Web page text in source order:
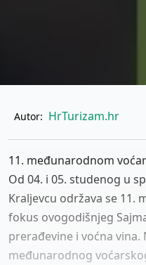
Autor: HrTurizam.hr
11. međunarodnom
Od 04. i 05. studenog u
Kraljevcu održava se 11.
fokus ovogodišnjeg
prerađevine i voćna vina.
međunarodnog